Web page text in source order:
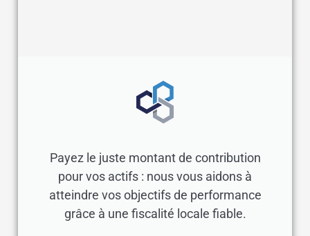
Payez le juste montant de contribution
pour vos actifs : nous vous aidons à
atteindre vos objectifs de performance
grâce à une fiscalité locale fiable.